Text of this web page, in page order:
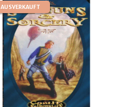
AUSVERKAUFT